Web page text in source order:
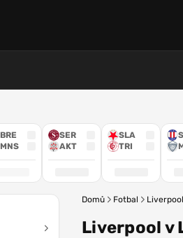
BRE
MNS
SER
AKT
SLA
TRI
Domů Fotbal
Liverpool v